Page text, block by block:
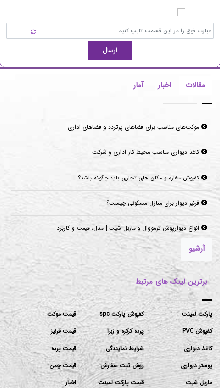
ارسال
مقالات اخبار آمار
موکت‌های مناسب برای فضاهای پرتردد و فضاهای اداری
کاغذ دیواری مناسب محیط کار اداری و شرکت
کفپوش مغازه و مکان های تجاری باید چگونه باشد؟
قرنیز دیوار برای منازل مسکونی چیست؟
انواع دیوارپوش ترمووال و ماربل شیت | مدل، قیمت و کاربرد
آرشیو
برترین لینک های مرتبط
پارکت لمینت
کفپوش PVC
کاغذ دیواری
پوستر دیواری
ماربل شیت
کفپوش پارکت spc
پرده کرکره و زبرا
شرایط نمایندگی
روش ثبت سفارش
قیمت پارکت لمینت
قیمت موکت
قیمت قرنیز
قیمت پرده
قیمت چمن
اخبار